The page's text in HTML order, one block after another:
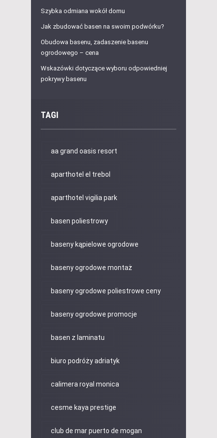
Szybka odmiana wokół domu
Jak zbudować basen na swoim podwórku?
Obudowa basenu, zadaszenie basenu
ogrodowego – cena
Wskazówki dotyczące wyboru odpowiedniej
pokrywy basenu
TAGI
aa grand oasis resort
aparthotel el trebol
aparthotel vigilia park
basen poliestrowy
baseny kąpielowe ogrodowe
baseny ogrodowe montaż
baseny ogrodowe poliestrowe ceny
baseny ogrodowe promocje
basen z laminatu
biuro podróży adriatyk
calimera royal monica
cesme kaya prestige
club de mar puerto de mogan